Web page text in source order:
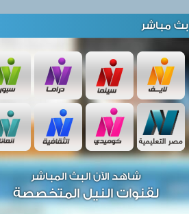
بث مباشر
شاهد الآن البث المباشر
لقنوات النيل المتخصصة